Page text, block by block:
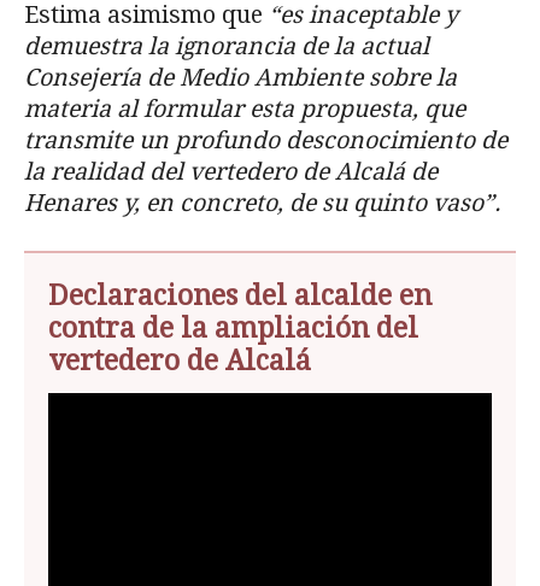
Estima asimismo que “es inaceptable y
demuestra la ignorancia de la actual
Consejería de Medio Ambiente sobre la
materia al formular esta propuesta, que
transmite un profundo desconocimiento de
la realidad del vertedero de Alcalá de
Henares y, en concreto, de su quinto vaso”.
Declaraciones del alcalde en
contra de la ampliación del
vertedero de Alcalá